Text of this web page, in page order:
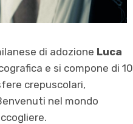
di adozione Luca
e si compone di 10
crepuscolari,
nel mondo